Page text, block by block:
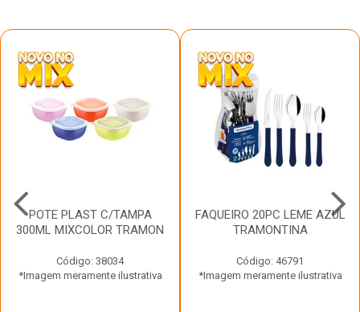
POTE PLAST C/TAMPA
300ML MIXCOLOR TRAMON
Código: 38034
*Imagem meramente ilustrativa
FAQUEIRO 20PC LEME AZUL
TRAMONTINA
Código: 46791
*Imagem meramente ilustrativa